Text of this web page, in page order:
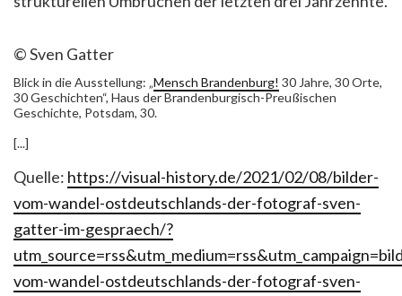
© Sven Gatter
Blick in die Ausstellung: „Mensch Brandenburg! 30 Jahre, 30 Orte,
30 Geschichten“, Haus der Brandenburgisch-Preußischen
Geschichte, Potsdam, 30.
[...]
Quelle: https://visual-history.de/2021/02/08/bilder-
vom-wandel-ostdeutschlands-der-fotograf-sven-
gatter-im-gespraech/?
vom-wandel-ostdeutschlands-der-fotograf-sven-